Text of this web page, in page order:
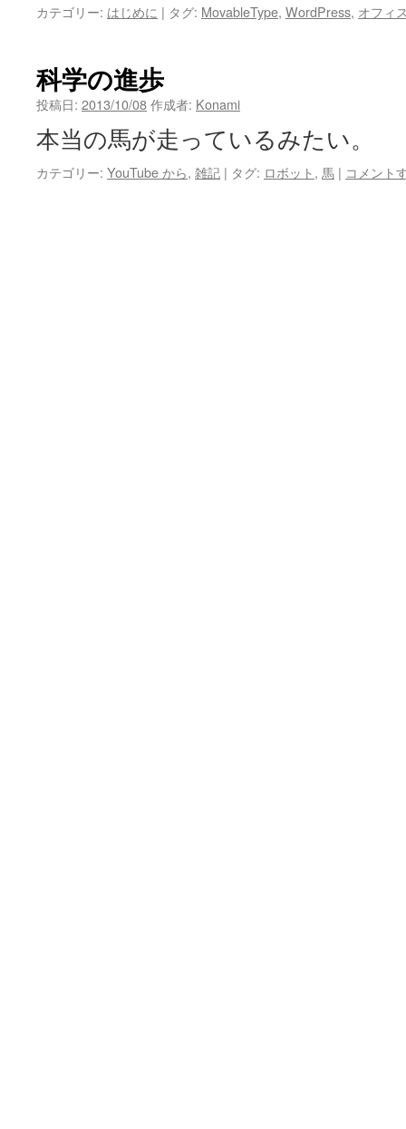
カテゴリー: はじめに | タグ: MovableType, WordPress, オフィ
科学の進歩
投稿日: 2013/10/08作成者: Konami
本当の馬が走っているみたい。
カテゴリー: YouTube から, 雑記 | タグ: ロボット, 馬 | コメント